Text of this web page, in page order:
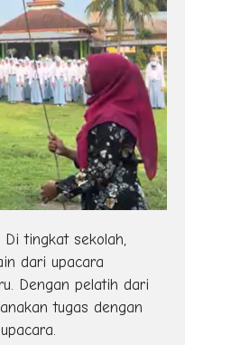
tingkat sekolah,
dari upacara
Dengan pelatih dari
tugas dengan